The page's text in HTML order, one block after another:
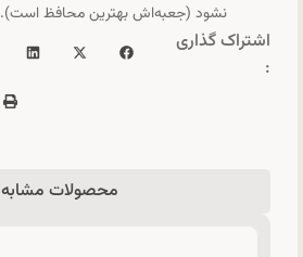
نشود (جعبه‌اش بهترین محافظ است).
اشتراک گذاری
:
محصولات مشابه